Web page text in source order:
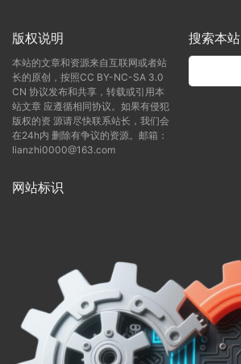
版权说明
本站的文章和资源来自互联网或者站
长的原创，按照CC BY-NC-SA 3.0
CN 协议发布和共享，转载或引用本
站文章 应遵循相同协议。如果有侵犯
版权的资 源请尽快联系站长，我们会
在24h内 删除有争议的资源。邮箱：
lianzhi0000@163.com
搜索本站
网站标识